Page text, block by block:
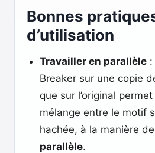
Bonnes
d’utilisation
Travailler en parallèle
Breaker sur une copie
que sur l’original
mélange entre le motif
hachée, à la manière
parallèle.